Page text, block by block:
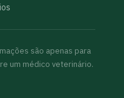
são apenas para
um médico veterinário.